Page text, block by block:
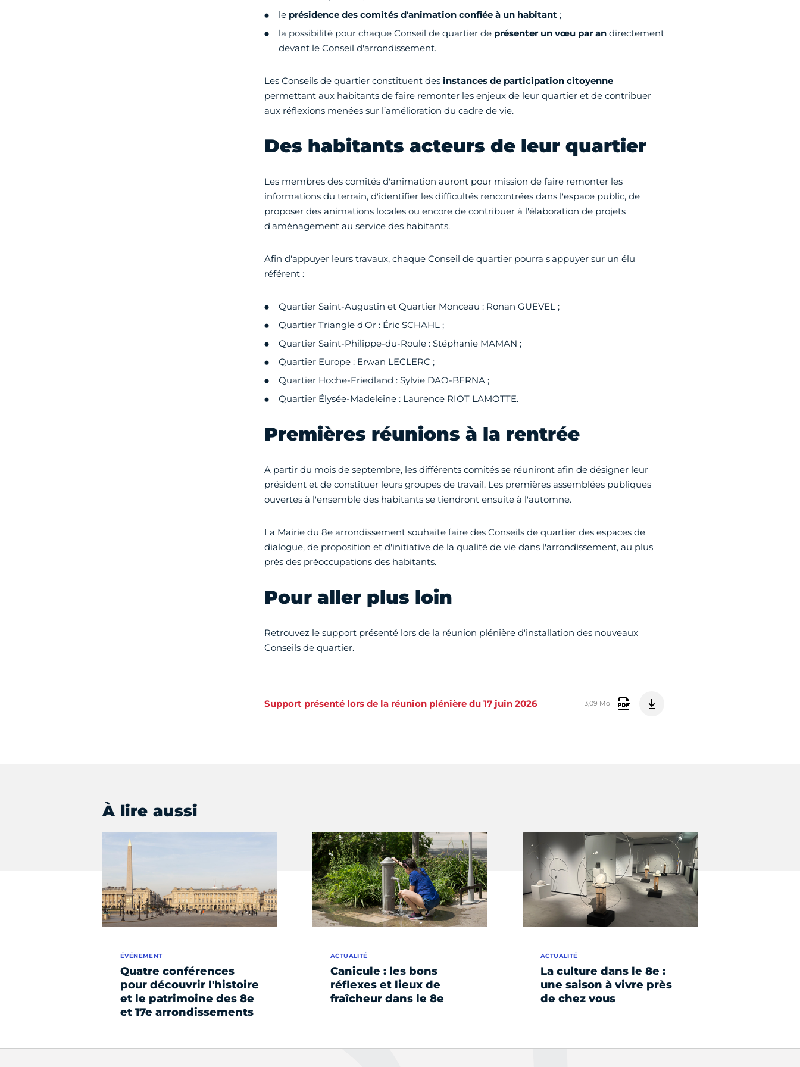
le présidence des comités d'animation confiée à un habitant ;
la possibilité pour chaque Conseil de quartier de présenter un vœu par andirectement
devant le Conseil d'arrondissement.
Les Conseils de quartier constituent des instances de participation citoyenne
permettant aux habitants de faire remonter les enjeux de leur quartier et de contribuer
aux réflexions menées sur l’amélioration du cadre de vie.
Des habitants acteurs de leur quartier
Les membres des comités d'animation auront pour mission de faire remonter les
informations du terrain, d'identifier les difficultés rencontrées dans l'espace public, de
proposer des animations locales ou encore de contribuer à l'élaboration de projets
d'aménagement au service des habitants.
Afin d'appuyer leurs travaux, chaque Conseil de quartier pourra s'appuyer sur un élu
référent :
Quartier Saint-Augustin et Quartier Monceau : Ronan GUEVEL ;
Quartier Triangle d'Or : Éric SCHAHL ;
Quartier Saint-Philippe-du-Roule : Stéphanie MAMAN ;
Quartier Europe : Erwan LECLERC ;
Quartier Hoche-Friedland : Sylvie DAO-BERNA ;
Quartier Élysée-Madeleine : Laurence RIOT LAMOTTE.
Premières réunions à la rentrée
A partir du mois de septembre, les différents comités se réuniront afin de désigner leur
président et de constituer leurs groupes de travail. Les premières assemblées publiques
ouvertes à l'ensemble des habitants se tiendront ensuite à l'automne.
La Mairie du 8e arrondissement souhaite faire des Conseils de quartier des espaces de
dialogue, de proposition et d'initiative de la qualité de vie dans l'arrondissement, au plus
près des préoccupations des habitants.
Pour aller plus loin
Retrouvez le support présenté lors de la réunion plénière d'installation des nouveaux
Conseils de quartier.
Support présenté lors de la réunion plénière du 17 juin 2026 3,09 Mo
À lire aussi
Quatre conférences
pour découvrir l'histoire
et le patrimoine des 8e
et 17e arrondissements
ÉVÉNEMENT
Canicule : les bons
réflexes et lieux de
fraîcheur dans le 8e
ACTUALITÉ
La culture dans le 8e :
une saison à vivre près
de chez vous
ACTUALITÉ